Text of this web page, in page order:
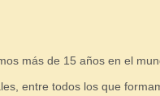
más de 15 años en el
entre todos los que